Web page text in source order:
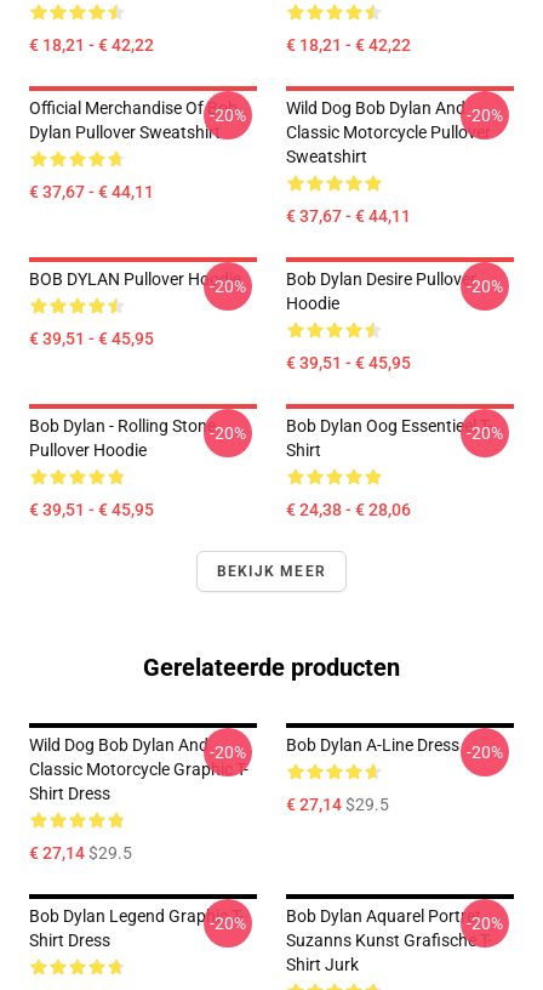
€ 18,21 - € 42,22 € 18,21 - € 42,22
Official Merchandise Of Bob
Dylan Pullover Sweatshirt
€ 37,67 - € 44,11
-20%
Wild Dog Bob Dylan And
Classic Motorcycle Pullover
Sweatshirt
€ 37,67 - € 44,11
-20%
BOB DYLAN Pullover Hoodie
€ 39,51 - € 45,95
-20%
Bob Dylan Desire Pullover
Hoodie
€ 39,51 - € 45,95
-20%
Bob Dylan - Rolling Stone
Pullover Hoodie
€ 39,51 - € 45,95
-20%
Bob Dylan Oog Essentieel T-
Shirt
€ 24,38 - € 28,06
-20%
BEKIJK MEER
Gerelateerde producten
Wild Dog Bob Dylan And
Classic Motorcycle Graphic T-
Shirt Dress
€ 27,14$29.5
-20% Bob Dylan A-Line Dress
€ 27,14$29.5
-20%
Bob Dylan Legend Graphic T-
Shirt Dress
-20%
Bob Dylan Aquarel Portret
Suzanns Kunst Grafische T-
Shirt Jurk
-20%